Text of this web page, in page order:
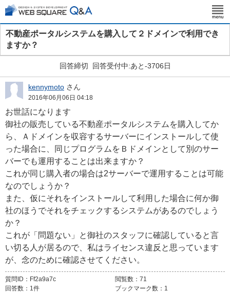
不動産ポータルシステムを購入して２ドメインで利用でき
ますか？
回答締切 回答受付中:あと-3706日
kennymoto さん
2016年06月06日 04:18
お世話になります
御社の販売している不動産ポータルシステムを購入してか
ら、Ａドメインを収容するサーバーにインストールして使
った場合に、同じプログラムをＢドメインとして別のサー
バーでも運用することは出来ますか？
これが同じ購入者の場合は2サーバーで運用することは可能
なのでしょうか？
また、仮にそれをインストールして利用した場合に何か御
社のほうでそれをチェックするシステムがあるのでしょう
か？
これが「問題ない」と御社のスタッフに確認していると言
い切る人が居るので、私はライセンス違反と思っています
が、念のために確認させてください。
質問ID： Ff2a9a7c 閲覧数： 71
回答数： 1件 ブックマーク数： 1